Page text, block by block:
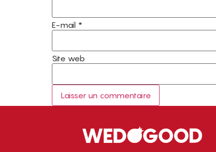
E-mail *
Site web